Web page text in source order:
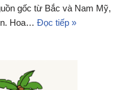
gốc từ Bắc và Nam Mỹ,
Hoa… Đọc tiếp »